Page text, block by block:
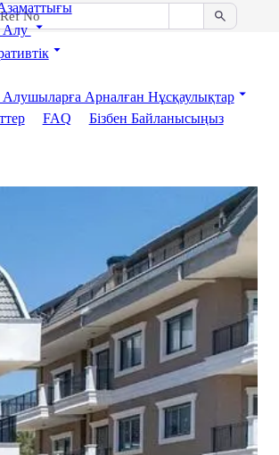
Алу
Арналған Нұсқаулықтар
FAQ Бізбен Байланысыңыз